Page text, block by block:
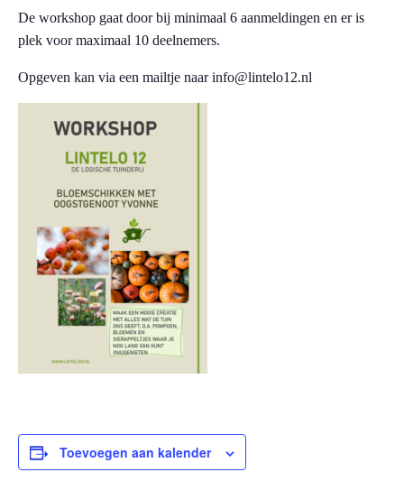
De workshop gaat door bij minimaal 6 aanmeldingen en er is
plek voor maximaal 10 deelnemers.
Opgeven kan via een mailtje naar info@lintelo12.nl
Toevoegen aan kalender